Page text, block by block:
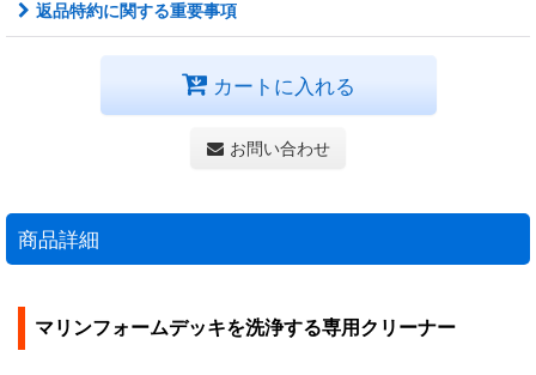
返品特約に関する重要事項
カートに入れる
お問い合わせ
商品詳細
マリンフォームデッキを洗浄する専用クリーナー